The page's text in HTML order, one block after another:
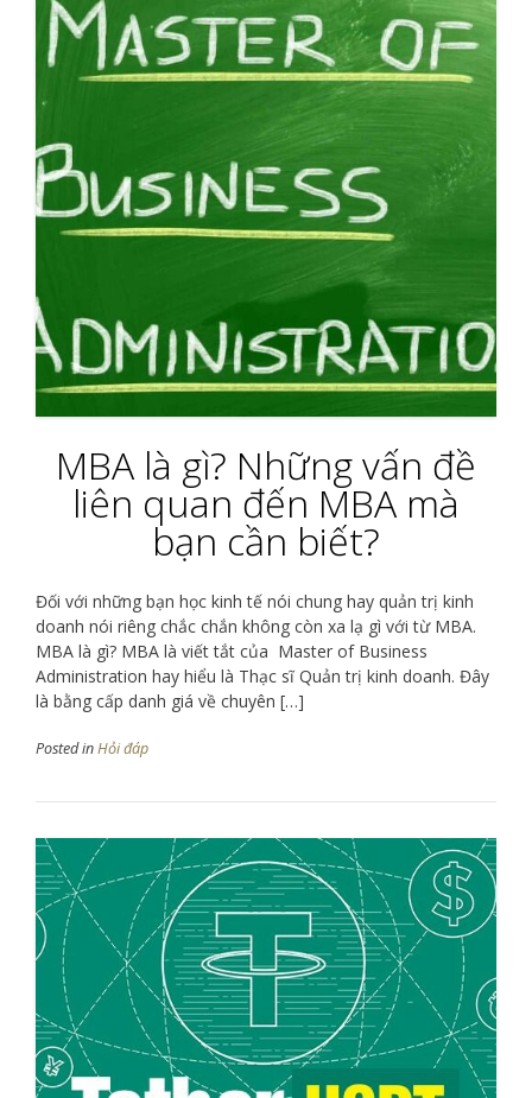
MBA là gì? Những vấn đề
liên quan đến MBA mà
bạn cần biết?
Đối với những bạn học kinh tế nói chung hay quản trị kinh
doanh nói riêng chắc chắn không còn xa lạ gì với từ MBA.
MBA là gì? MBA là viết tắt của Master of Business
Administration hay hiểu là Thạc sĩ Quản trị kinh doanh. Đây
là bằng cấp danh giá về chuyên […]
Posted inHỏi đáp